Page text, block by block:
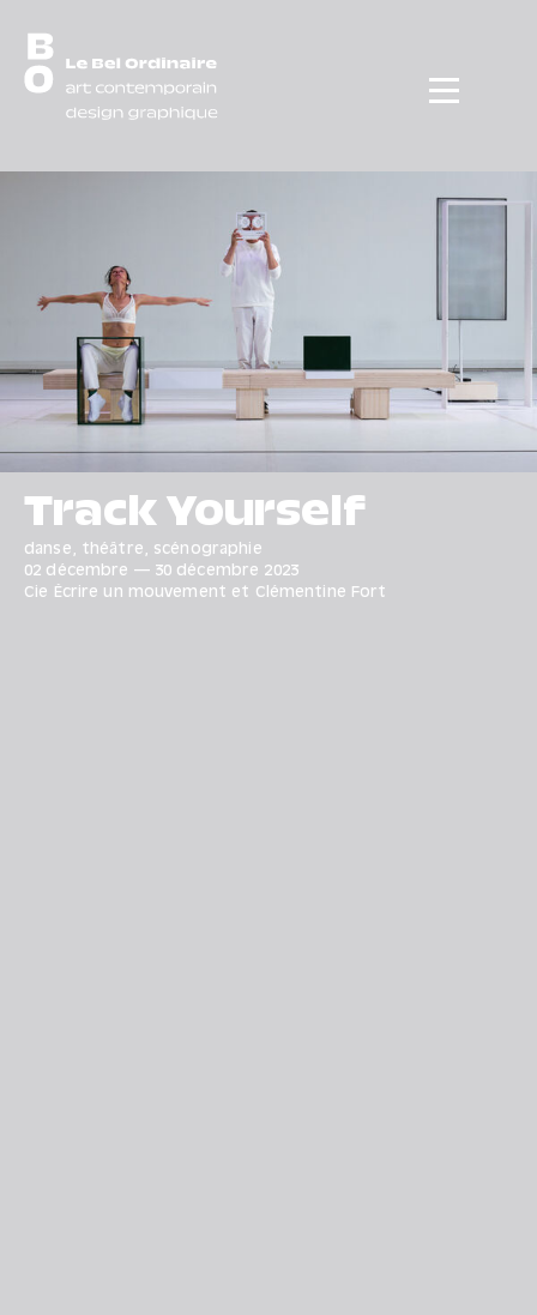
Menu
Track Yourself
danse, théâtre, scénographie
02 décembre — 30 décembre 2023
Cie Écrire un mouvement et Clémentine Fort